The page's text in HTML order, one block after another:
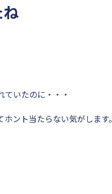
いたのに・・・
ント当たらない気がします。